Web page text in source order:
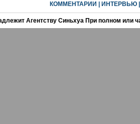
КОММЕНТАРИИ
ИНТЕРВЬЮ
Агентству Синьхуа При полном или